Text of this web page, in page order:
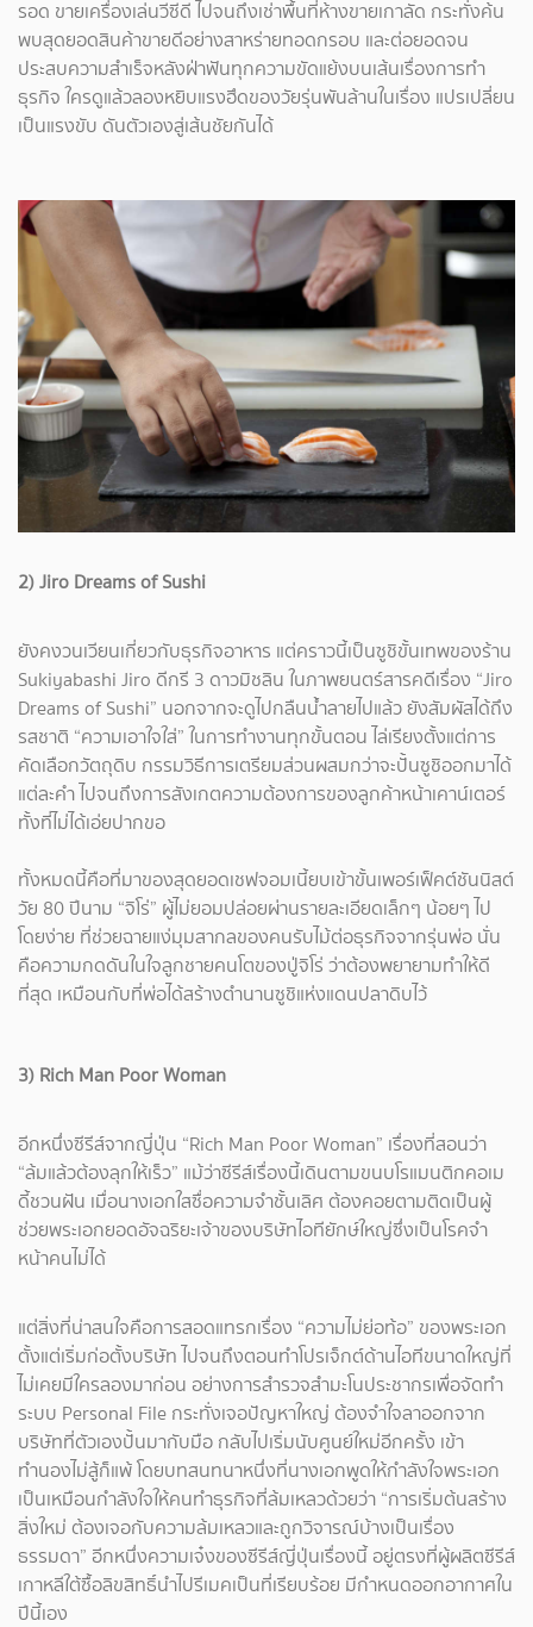
รอด ขายเครื่องเล่นวีซีดี ไปจนถึงเช่าพื้นที่ห้างขายเกาลัด กระทั่งค้น
พบสุดยอดสินค้าขายดีอย่างสาหร่ายทอดกรอบ และต่อยอดจน
ประสบความสำเร็จหลังฝ่าฟันทุกความขัดแย้งบนเส้นเรื่องการทำ
ธุรกิจ ใครดูแล้วลองหยิบแรงฮึดของวัยรุ่นพันล้านในเรื่อง แปรเปลี่ยน
เป็นแรงขับ ดันตัวเองสู่เส้นชัยกันได้
2) Jiro Dreams of Sushi
ยังคงวนเวียนเกี่ยวกับธุรกิจอาหาร แต่คราวนี้เป็นซูชิขั้นเทพของร้าน
Sukiyabashi Jiro ดีกรี 3 ดาวมิชลิน ในภาพยนตร์สารคดีเรื่อง “Jiro
Dreams of Sushi” นอกจากจะดูไปกลืนน้ำลายไปแล้ว ยังสัมผัสได้ถึง
รสชาติ “ความเอาใจใส่” ในการทำงานทุกขั้นตอน ไล่เรียงตั้งแต่การ
คัดเลือกวัตถุดิบ กรรมวิธีการเตรียมส่วนผสมกว่าจะปั้นซูชิออกมาได้
แต่ละคำ ไปจนถึงการสังเกตความต้องการของลูกค้าหน้าเคาน์เตอร์
ทั้งที่ไม่ได้เอ่ยปากขอ
ทั้งหมดนี้คือที่มาของสุดยอดเชฟจอมเนี้ยบเข้าขั้นเพอร์เฟ็คต์ชันนิสต์
วัย 80 ปีนาม “จิโร่” ผู้ไม่ยอมปล่อยผ่านรายละเอียดเล็กๆ น้อยๆ ไป
โดยง่าย ที่ช่วยฉายแง่มุมสากลของคนรับไม้ต่อธุรกิจจากรุ่นพ่อ นั่น
คือความกดดันในใจลูกชายคนโตของปู่จิโร่ ว่าต้องพยายามทำให้ดี
ที่สุด เหมือนกับที่พ่อได้สร้างตำนานซูชิแห่งแดนปลาดิบไว้
3) Rich Man Poor Woman
อีกหนึ่งซีรีส์จากญี่ปุ่น “Rich Man Poor Woman” เรื่องที่สอนว่า
“ล้มแล้วต้องลุกให้เร็ว” แม้ว่าซีรีส์เรื่องนี้เดินตามขนบโรแมนติกคอเม
ดี้ชวนฝัน เมื่อนางเอกใสซื่อความจำชั้นเลิศ ต้องคอยตามติดเป็นผู้
ช่วยพระเอกยอดอัจฉริยะเจ้าของบริษัทไอทียักษ์ใหญ่ซึ่งเป็นโรคจำ
หน้าคนไม่ได้
แต่สิ่งที่น่าสนใจคือการสอดแทรกเรื่อง “ความไม่ย่อท้อ” ของพระเอก
ตั้งแต่เริ่มก่อตั้งบริษัท ไปจนถึงตอนทำโปรเจ็กต์ด้านไอทีขนาดใหญ่ที่
ไม่เคยมีใครลองมาก่อน อย่างการสำรวจสำมะโนประชากรเพื่อจัดทำ
ระบบ Personal File กระทั่งเจอปัญหาใหญ่ ต้องจำใจลาออกจาก
บริษัทที่ตัวเองปั้นมากับมือ กลับไปเริ่มนับศูนย์ใหม่อีกครั้ง เข้า
ทำนองไม่สู้ก็แพ้ โดยบทสนทนาหนึ่งที่นางเอกพูดให้กำลังใจพระเอก
เป็นเหมือนกำลังใจให้คนทำธุรกิจที่ล้มเหลวด้วยว่า “การเริ่มต้นสร้าง
สิ่งใหม่ ต้องเจอกับความล้มเหลวและถูกวิจารณ์บ้างเป็นเรื่อง
ธรรมดา” อีกหนึ่งความเจ๋งของซีรีส์ญี่ปุ่นเรื่องนี้ อยู่ตรงที่ผู้ผลิตซีรีส์
เกาหลีใต้ซื้อลิขสิทธิ์นำไปรีเมคเป็นที่เรียบร้อย มีกำหนดออกอากาศใน
ปีนี้เอง